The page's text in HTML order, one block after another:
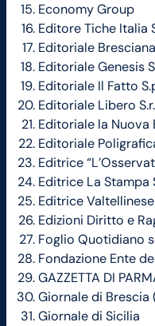
Economy Group
Editore Tiche Italia
Editoriale Bresciana
Editoriale Genesis
Editoriale Il Fatto
Editoriale Libero
Editoriale la Nuova
Editoriale
Editrice
Editrice La Stampa
Editrice Valtellinese
Edizioni Diritto e
Foglio Quotidiano
Fondazione Ente
GAZZETTA DI
Giornale di Brescia
Giornale di Sicilia